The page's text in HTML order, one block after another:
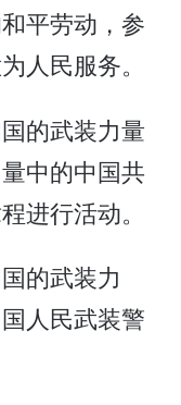
平劳动，参
人民服务。
的武装力量
中的中国共
进行活动。
的武装力
人民武装警